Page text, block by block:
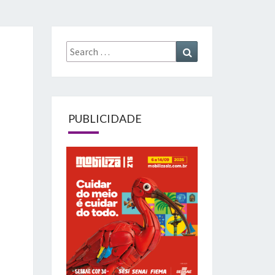
Search
for:
PUBLICIDADE